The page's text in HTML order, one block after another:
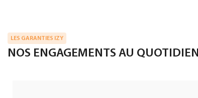
LES GARANTIES IZY
NOS ENGAGEMENTS AU QUOTIDIEN